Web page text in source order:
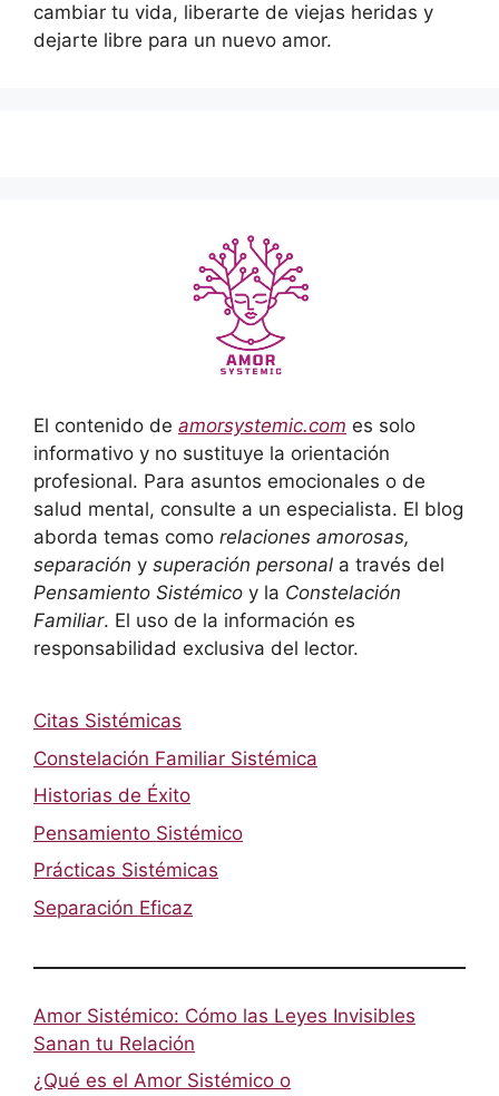
cambiar tu vida, liberarte de viejas heridas y
dejarte libre para un nuevo amor.
El contenido de amorsystemic.com es solo
informativo y no sustituye la orientación
profesional. Para asuntos emocionales o de
salud mental, consulte a un especialista. El blog
aborda temas como relaciones amorosas,
separación y superación personal a través del
Pensamiento Sistémico y la Constelación
Familiar. El uso de la información es
responsabilidad exclusiva del lector.
Citas Sistémicas
Constelación Familiar Sistémica
Historias de Éxito
Pensamiento Sistémico
Prácticas Sistémicas
Separación Eficaz
Amor Sistémico: Cómo las Leyes Invisibles
Sanan tu Relación
¿Qué es el Amor Sistémico o